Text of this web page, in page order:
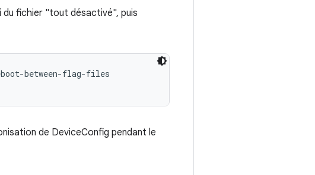
fichier "tout désactivé", puis
between-flag-files
de DeviceConfig pendant le